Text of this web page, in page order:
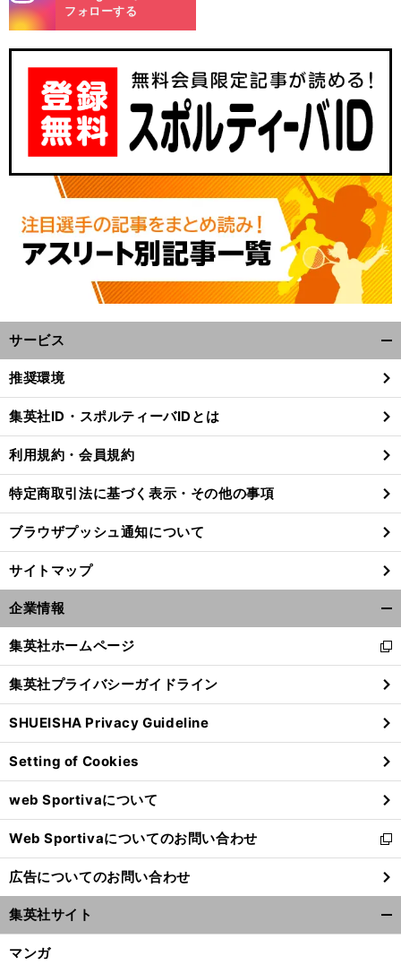
m
フォローする
サービス
閉
る
推奨環境
集英社ID・スポルティーバIDとは
利用規約・会員規約
特定商取引法に基づく表示・その他の事項
ブラウザプッシュ通知について
サイトマップ
企業情報
閉
る
集英社ホームページ
新
し
い
ウ
ィ
ン
ド
ウ
で
開
く
集英社プライバシーガイドライン
SHUEISHA Privacy Guideline
Setting of Cookies
web Sportivaについて
Web Sportivaについてのお問い合わせ
新
し
い
ウ
ィ
ン
広告についてのお問い合わせ
集英社サイト
マンガ